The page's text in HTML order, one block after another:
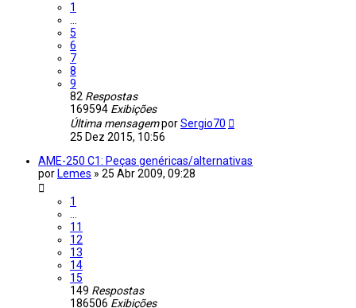
1
…
5
6
7
8
9
82 Respostas
169594 Exibições
Última mensagemporSergio70
25 Dez 2015, 10:56
AME-250 C1: Peças genéricas/alternativas
por Lemes » 25 Abr 2009, 09:28
1
…
11
12
13
14
15
149 Respostas
186506 Exibições